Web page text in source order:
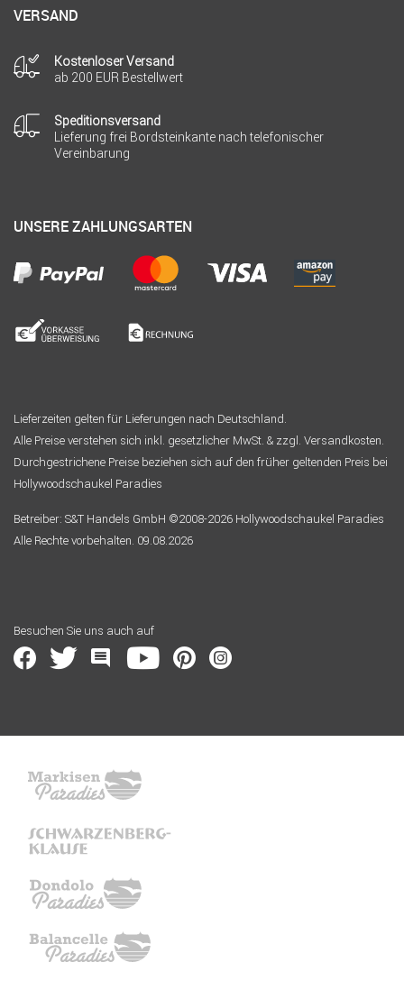
VERSAND
Kostenloser Versand
ab 200 EUR Bestellwert
Speditionsversand
Lieferung frei Bordsteinkante nach telefonischer
Vereinbarung
UNSERE ZAHLUNGSARTEN
Lieferzeiten gelten für Lieferungen nach Deutschland.
Alle Preise verstehen sich inkl. gesetzlicher MwSt. & zzgl. Versandkosten.
Durchgestrichene Preise beziehen sich auf den früher geltenden Preis bei
Hollywoodschaukel Paradies
Betreiber: S&T Handels GmbH ©2008-2026 Hollywoodschaukel Paradies
Alle Rechte vorbehalten. 09.08.2026
Besuchen Sie uns auch auf